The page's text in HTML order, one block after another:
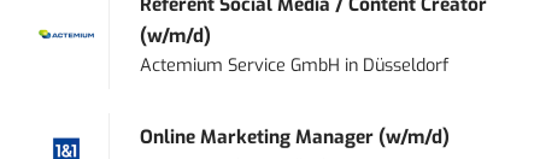
(w/m/d)
Actemium Service GmbH in Düsseldorf
Online Marketing Manager (w/m/d)